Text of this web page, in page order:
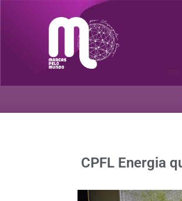
CPFL Energia